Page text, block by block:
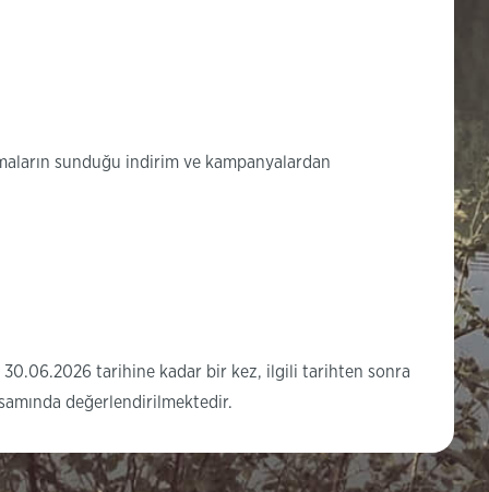
sunduğu indirim ve kampanyalardan
30.06.2026 tarihine kadar bir kez, ilgili tarihten sonra
değerlendirilmektedir.